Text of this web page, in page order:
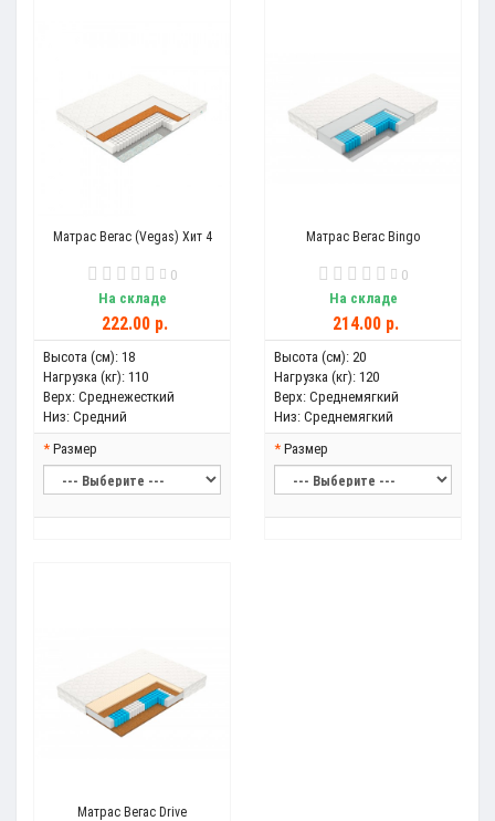
Матрас Вегас (Vegas) Хит 4
0
На складе
222.00 р.
Высота (см): 18
Нагрузка (кг): 110
Верх: Среднежесткий
Низ: Средний
Размер
Матрас Вегас Bingo
0
На складе
214.00 р.
Высота (см): 20
Нагрузка (кг): 120
Верх: Среднемягкий
Низ: Среднемягкий
Размер
Матрас Вегас Drive